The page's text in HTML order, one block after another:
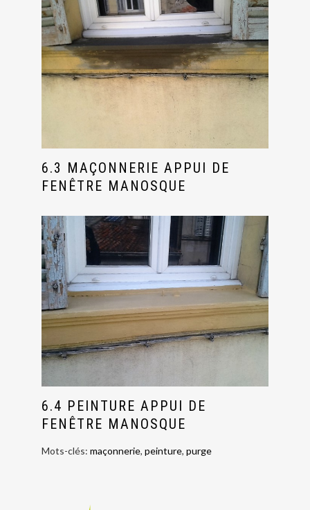
6.3 MAÇONNERIE APPUI DE
FENÊTRE MANOSQUE
6.4 PEINTURE APPUI DE
FENÊTRE MANOSQUE
Mots-clés: maçonnerie, peinture, purge